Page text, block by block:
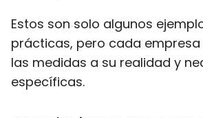
Estos son solo algunos
prácticas, pero cada
las medidas a su realidad y
específicas.